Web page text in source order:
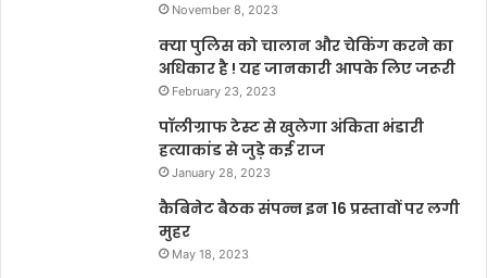
November 8, 2023
क्या पुलिस को चालान और चेकिंग करने का
अधिकार है ! यह जानकारी आपके लिए जरूरी
February 23, 2023
पॉलीग्राफ टेस्ट से खुलेगा अंकिता भंडारी
हत्याकांड से जुड़े कई राज
January 28, 2023
कैबिनेट बैठक संपन्न इन 16 प्रस्तावों पर लगी
मुहर
May 18, 2023